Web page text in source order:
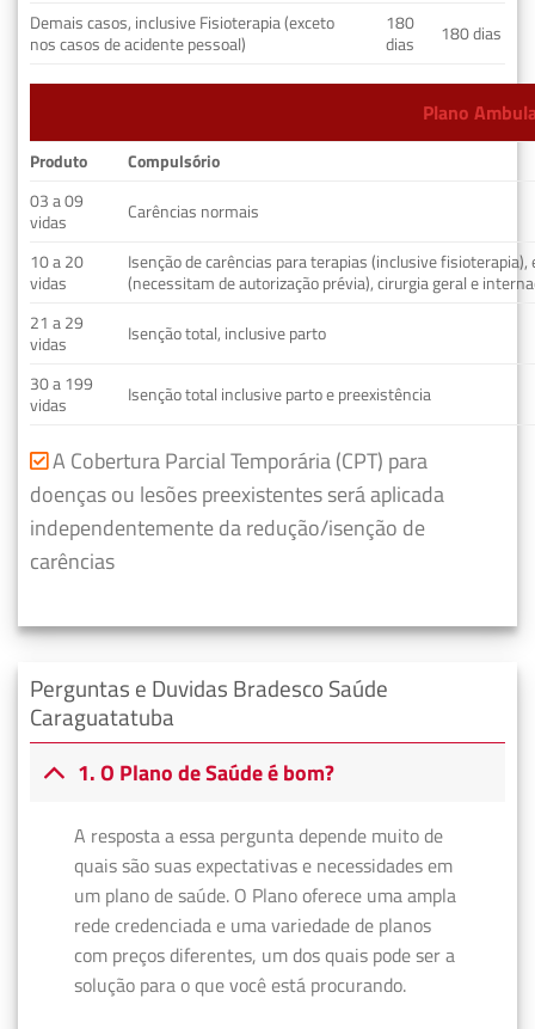
Demais casos, inclusive Fisioterapia (exceto
nos casos de acidente pessoal)
180
dias
180 dias
Plano
Produto
Compulsório
03 a 09
vidas
Carências normais
10 a 20
vidas
Isenção de carências para terapias (inclusive fisioterapia),
(necessitam de autorização prévia), cirurgia geral e
21 a 29
vidas
Isenção total, inclusive parto
30 a 199
vidas
Isenção total inclusive parto e preexistência
A Cobertura Parcial Temporária (CPT) para
doenças ou lesões preexistentes será aplicada
independentemente da redução/isenção de
carências
Perguntas e Duvidas Bradesco Saúde
Caraguatatuba
1. O Plano de Saúde é bom?
A resposta a essa pergunta depende muito de
quais são suas expectativas e necessidades em
um plano de saúde. O Plano oferece uma ampla
rede credenciada e uma variedade de planos
com preços diferentes, um dos quais pode ser a
solução para o que você está procurando.